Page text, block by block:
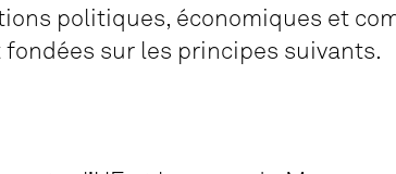
politiques, économiques et
sur les principes suivants.